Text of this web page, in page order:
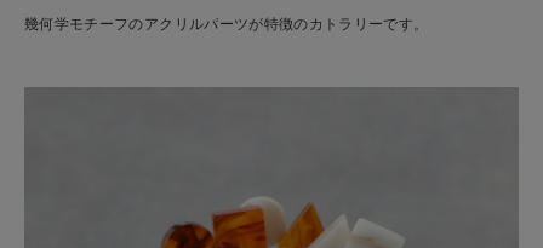
幾何学モチーフのアクリルパーツが特徴のカトラリーです。